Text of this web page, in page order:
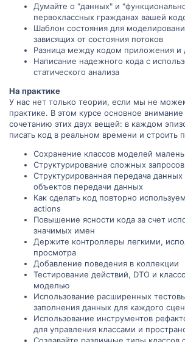
Думайте о "данных" и
первоклассных гражданах вашей
Шаблон состояния для
зависящих от состояния потоков
Разница между кодом приложения и
Написание надежного кода с
статического анализа
На практике
У нас нет только теории, если мы не
практике. В этом курсе основное внимание
сочетанию этих двух вещей: в каждом
писать код в реальном времени и строить
Сохранение классов моделей
Структурирование сложных запросов
Структурированная передача
объектов передачи данных
Как сделать код повторно
actions
Повышение ясности кода за счет
значимых имен
Держите контроллеры легкими,
просмотра
Добавление поведения в коллекции
Тестирование действий, DTO и
моделью
Использование расширенных
заполнения данных для каждого
Использование инструментов
для управления классами и
Создавайте различные типы